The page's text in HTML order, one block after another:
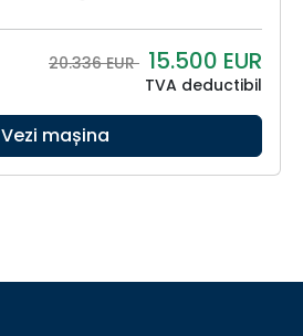
20.336 EUR 15.500 EUR
TVA deductibil
Vezi mașina